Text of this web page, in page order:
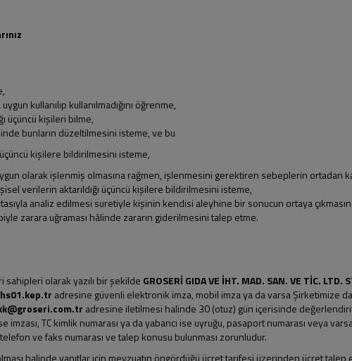
kullanılıp kullanılmadığını öğrenme,
üçüncü kişileri bilme,
bunların düzeltilmesini isteme, ve bu
kişilere bildirilmesini isteme,
olarak işlenmiş olmasına rağmen, işlenmesini gerektiren sebeplerin ortadan
verilerin aktarıldığı üçüncü kişilere bildirilmesini isteme,
analiz edilmesi suretiyle kişinin kendisi aleyhine bir sonucun ortaya
zarara uğraması hâlinde zararın giderilmesini talep etme.
olarak yazılı bir şekilde GROSERİ GIDA VE İHT. MAD. SAN. VE TİC. LTD.
adresine güvenli elektronik imza, mobil imza ya da varsa Şirketimize
adresine iletilmesi halinde 30 (otuz) gün içerisinde
imzası, TC kimlik numarası ya da yabancı ise uyruğu, pasaport numarası veya
ve faks numarası ve talep konusu bulunması zorunludur.
halinde yanıtlar için mevzuatın öngördüğü ücret tarifesi üzerinden ücret talep